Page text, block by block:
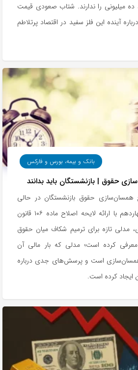
ده میلیونی را ندارند. شتاب صعودی قیمت
آینده‌ این فلز سفید در اقتصاد پرتلاطم
بانک و بیمه، بورس و فارکس
حقوق | بازنشستگان باید بدانند
همسان‌سازی حقوق بازنشستگان در حالی
ادامه دارد که دولت چهاردهم با ارائه لایحه اصلاح ماده ۱۰۶ قانون
تازه برای ترمیم شکاف میان حقوق
معرفی کرده است؛ مدلی که بار مالی آن
است و پرسش‌های جدی درباره
ایجاد کرده است.